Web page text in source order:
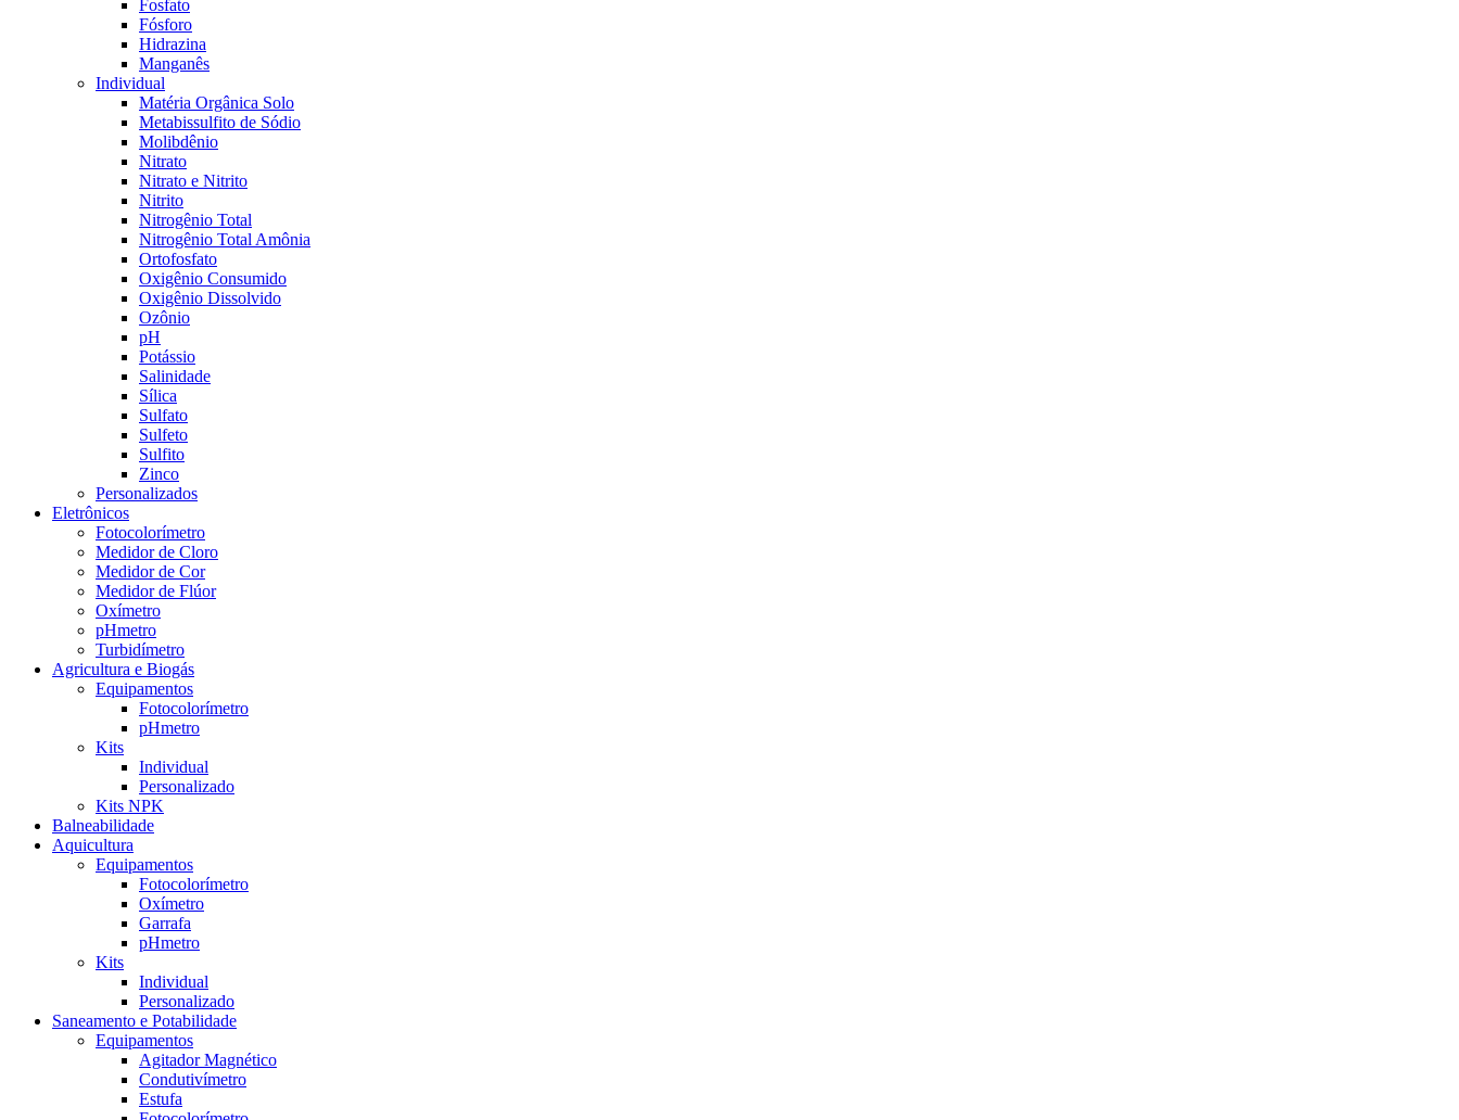
Fosfato
Fósforo
Hidrazina
Manganês
Individual
Matéria Orgânica Solo
Metabissulfito de Sódio
Molibdênio
Nitrato
Nitrato e Nitrito
Nitrito
Nitrogênio Total
Nitrogênio Total Amônia
Ortofosfato
Oxigênio Consumido
Oxigênio Dissolvido
Ozônio
pH
Potássio
Salinidade
Sílica
Sulfato
Sulfeto
Sulfito
Zinco
Personalizados
Eletrônicos
Fotocolorímetro
Medidor de Cloro
Medidor de Cor
Medidor de Flúor
Oxímetro
pHmetro
Turbidímetro
Agricultura e Biogás
Equipamentos
Fotocolorímetro
pHmetro
Kits
Individual
Personalizado
Kits NPK
Balneabilidade
Aquicultura
Equipamentos
Fotocolorímetro
Oxímetro
Garrafa
pHmetro
Kits
Individual
Personalizado
Saneamento e Potabilidade
Equipamentos
Agitador Magnético
Condutivímetro
Estufa